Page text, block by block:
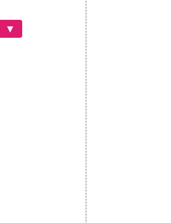
▾